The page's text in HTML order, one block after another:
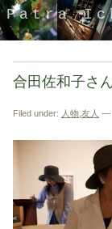
Patra
合田佐和子さ
Filed under: 人物 友人 —